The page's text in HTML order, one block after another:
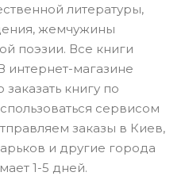
литературы,
жемчужины
поэзии. Все книги
интернет-магазине
книгу по
сервисом
заказы в Киев,
и другие города
1-5 дней.